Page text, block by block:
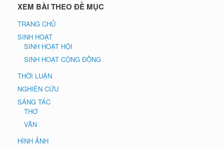
XEM BÀI THEO ĐỀ MỤC
TRANG CHỦ
SINH HOẠT
SINH HOẠT HỘI
SINH HOẠT CỘNG ĐỒNG
THỜI LUẬN
NGHIÊN CỨU
SÁNG TÁC
THƠ
VĂN
HÌNH ẢNH